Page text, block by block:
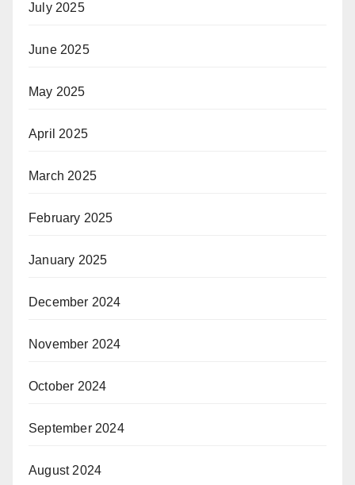
July 2025
June 2025
May 2025
April 2025
March 2025
February 2025
January 2025
December 2024
November 2024
October 2024
September 2024
August 2024